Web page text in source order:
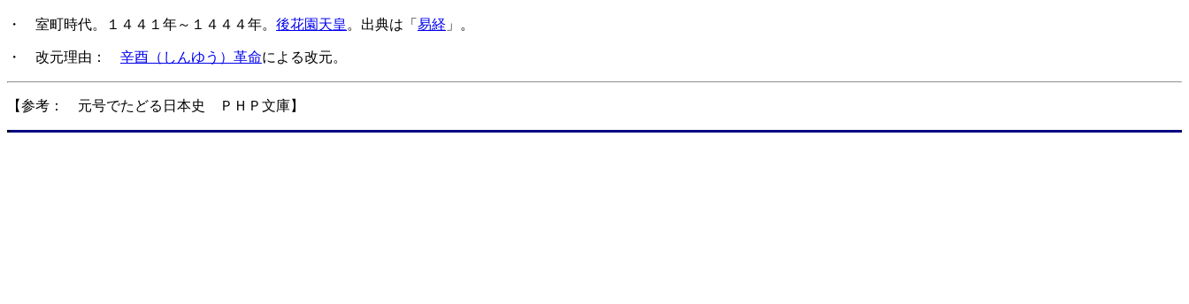
・ 室町時代。１４４１年～１４４４年。 後花園天皇 。出典は「 易経 」。
・ 改元理由： 辛酉（しんゆう）革命による改元。
【参考： 元号でたどる日本史 ＰＨＰ文庫】